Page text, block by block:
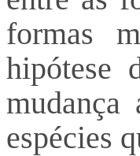
formas
hipótese
mudança
espécies